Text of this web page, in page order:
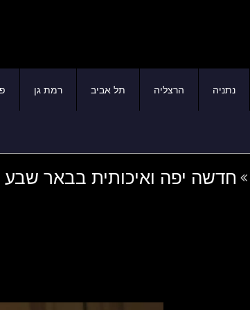
נתניה הרצליה תל אביב רמת גן
חדשה יפה ואיכותית בבאר שבע